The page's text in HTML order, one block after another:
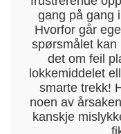
gang på gang
Hvorfor går
spørsmålet kan
det om feil
lokkemiddelet
smarte trekk!
noen av
kanskje